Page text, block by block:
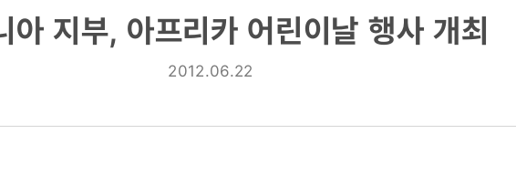
아 지부, 아프리카 어린이날 행사 개최
2012.06.22